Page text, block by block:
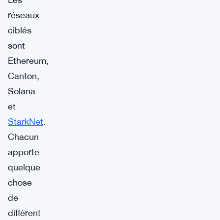
réseaux
ciblés
sont
Ethereum,
Canton,
Solana
et
StarkNet.
Chacun
apporte
quelque
chose
de
différent